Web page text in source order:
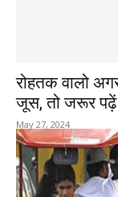
रोहतक वालो
जूस, तो जरूर
May 27, 2024